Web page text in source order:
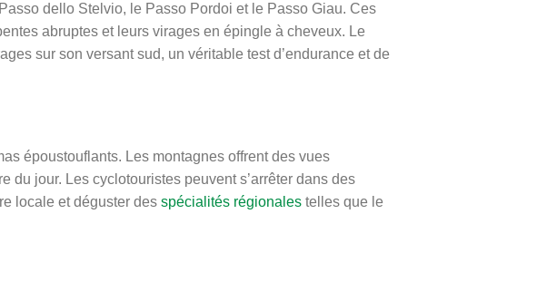
dello Stelvio, le Passo Pordoi et le Passo Giau. Ces
abruptes et leurs virages en épingle à cheveux. Le
sur son versant sud, un véritable test d’endurance et de
époustouflants. Les montagnes offrent des vues
jour. Les cyclotouristes peuvent s’arrêter dans des
locale et déguster des spécialités régionales telles que le